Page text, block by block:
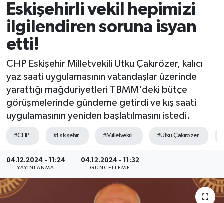
Eskişehirli vekil hepimizi
ilgilendiren soruna isyan
etti!
CHP Eskişehir Milletvekili Utku Çakırözer, kalıcı
yaz saati uygulamasının vatandaşlar üzerinde
yarattığı mağduriyetleri TBMM'deki bütçe
görüşmelerinde gündeme getirdi ve kış saati
uygulamasının yeniden başlatılmasını istedi.
#CHP #Eskişehir #Milletvekili #Utku Çakırözer
04.12.2024 - 11:24
YAYINLANMA
04.12.2024 - 11:32
GÜNCELLEME
Güncel
Kültür & Sanat
Magazin
Resmi İlanlar
Trafik Durumu
Süper Lig Puan Durumu ve Fikstür
Tüm Manşetler
Son Dakika Haberleri
Haber Arşivi